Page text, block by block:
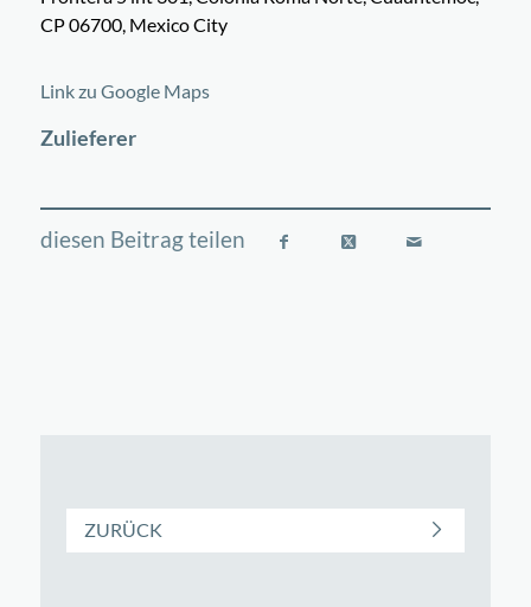
CP 06700, Mexico City
+
Link zu Google Maps
Zulieferer
ZURÜCK